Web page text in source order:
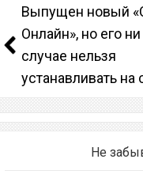
Выпущен новый
Онлайн», но его
случае нельзя
устанавливать на
Не